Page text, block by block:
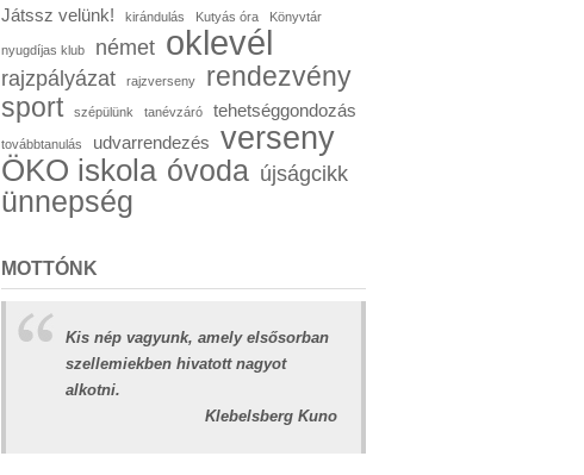
Játssz velünk! kirándulás Kutyás óra Könyvtár
nyugdíjas klub német oklevél
rajzpályázat rajzverseny
rendezvény
sport
szépülünk tanévzáró tehetséggondozás
továbbtanulás udvarrendezés verseny
ÖKO iskola óvoda újságcikk
ünnepség
MOTTÓNK
Kis nép vagyunk, amely elsősorban
szellemiekben hivatott nagyot
alkotni.
Klebelsberg Kuno